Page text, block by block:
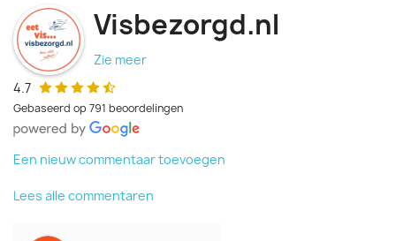
Visbezorgd.nl
Zie meer
4.7
Gebaseerd op 791 beoordelingen
Een nieuw commentaar toevoegen
Lees alle commentaren